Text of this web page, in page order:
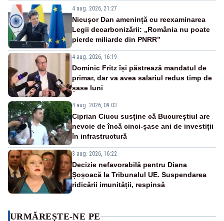
4 aug. 2026, 21:27
Nicușor Dan amenință cu reexaminarea
Legii decarbonizării: „România nu poate
pierde miliarde din PNRR”
4 aug. 2026, 16:19
Dominic Fritz își păstrează mandatul de
primar, dar va avea salariul redus timp de
șase luni
4 aug. 2026, 09:03
Ciprian Ciucu susține că Bucureștiul are
nevoie de încă cinci-șase ani de investiții
în infrastructură
3 aug. 2026, 16:22
Decizie nefavorabilă pentru Diana
Șoșoacă la Tribunalul UE. Suspendarea
ridicării imunității, respinsă
URMĂREȘTE-NE PE